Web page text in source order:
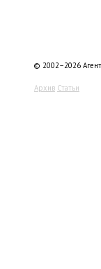
© 2002–2026
Архив Статьи